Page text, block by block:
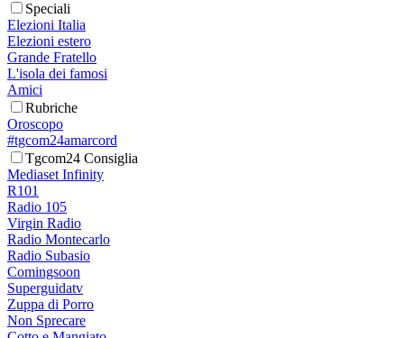
Speciali
Elezioni Italia
Elezioni estero
Grande Fratello
L'isola dei famosi
Amici
Rubriche
Oroscopo
#tgcom24amarcord
Tgcom24 Consiglia
Mediaset Infinity
R101
Radio 105
Virgin Radio
Radio Montecarlo
Radio Subasio
Comingsoon
Superguidatv
Zuppa di Porro
Non Sprecare